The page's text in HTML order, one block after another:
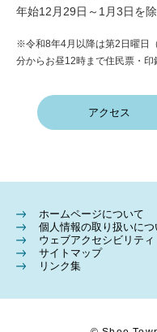
年始12月29日～1月3日を除
※令和8年4月以降は第2日曜日
分からお昼12時まで住民票・
アクセス
ホームページについて
個人情報の取り扱いにつ
ウェブアクセシビリティ
サイトマップ
リンク集